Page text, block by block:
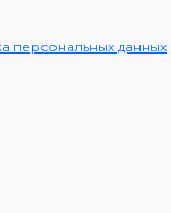
персональных данных